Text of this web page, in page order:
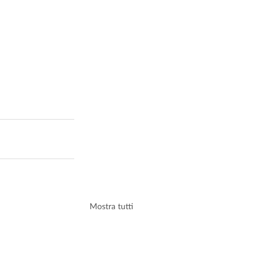
Mostra tutti